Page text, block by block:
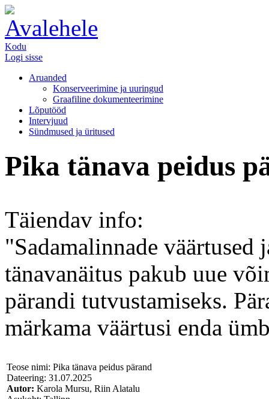
Kodu
Logi sisse
Aruanded
Konserveerimine ja uuringud
Graafiline dokumenteerimine
Lõputööd
Intervjuud
Sündmused ja üritused
Pika tänava peidus
Täiendav info:
"Sadamalinnade
tänavanäitus pakub uue
pärandi tutvustamiseks.
märkama väärtusi enda
Teose nimi: Pika tänava peidus pärand
Dateering: 31.07.2025
Autor: Karola Mursu, Riin Alatalu